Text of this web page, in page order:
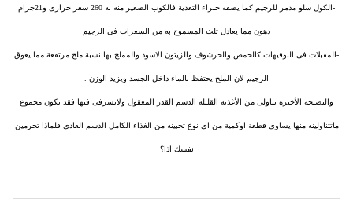
-الكول سلو مدمر للرجيم كما يصفه خبراء التغذية فالكوب الصغير منه به 260 سعر حرارى و21جرام
دهون مما يعادل ثلث المسموح به من السعرات فى الرجيم
-المقبلات فى البوفيهات كالحمص والخرشوف والزيتون الاسود والمملح بها نسبة ملح مرتفعة مما يعوق
الرجيم لان الملح يحتفظ بالماء داخل الجسد ويزيد الوزن .
والنصيحة الأخيرة تناولى من الأغذية القليلة الدسم القدر المعقول ولاتسرفى فيها فقد يكون مجموع
ماتتناولينه منها يساوى قطعة اوكمية من اى نوع تحبينه من الغذاء الكامل الدسم العادى فلماذا تحرمين
نفسك اذا؟